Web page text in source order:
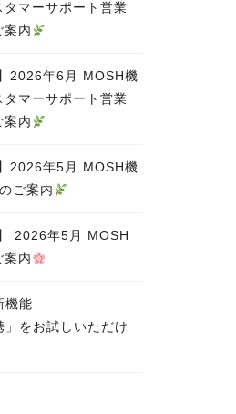
マーサポート営業
案内
2026年6月 MOSH機
マーサポート営業
案内
2026年5月 MOSH機
ご案内
2026年5月 MOSH
案内
機能
」をお試しいただけ